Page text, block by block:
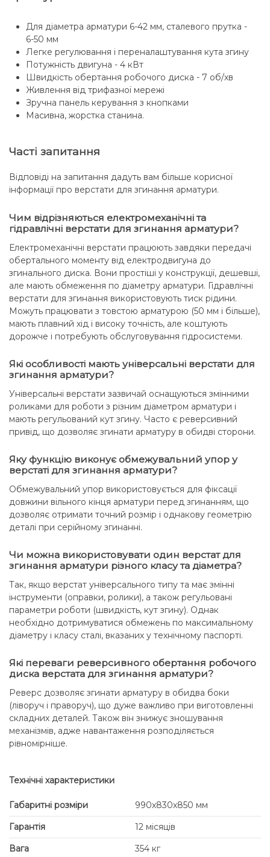
Для діаметра арматури 6-42 мм, сталевого прутка -
6-50 мм
Легке регулювання і переналаштування кута згину
Потужність двигуна - 4 кВт
Швидкість обертання робочого диска - 7 об/хв
Живлення від трифазної мережі
Зручна панель керування з кнопками
Масивна, жорстка станина.
Часті запитання
Відповіді на запитання дадуть вам більше корисної
інформації про верстати для згинання арматури.
Чим відрізняються електромеханічні та
гідравлічні верстати для згинання арматури?
Електромеханічні верстати працюють завдяки передачі
обертального моменту від електродвигуна до
згинального диска. Вони простіші у конструкції, дешевші,
але мають обмеження по діаметру арматури. Гідравлічні
верстати для згинання використовують тиск рідини.
Можуть працювати з товстою арматурою (50 мм і більше),
мають плавний хід і високу точність, але коштують
дорожче і потребують обслуговування гідросистеми.
Які особливості мають універсальні верстати для
згинання арматури?
Універсальні верстати зазвичай оснащуються змінними
роликами для роботи з різним діаметром арматури і
мають регульований кут згину. Часто є реверсивний
привід, що дозволяє згинати арматуру в обидві сторони.
Яку функцію виконує обмежувальний упор у
верстаті для згинання арматури?
Обмежувальний упор використовується для фіксації
довжини вільного кінця арматури перед згинанням, що
дозволяє отримати точний розмір і однакову геометрію
деталі при серійному згинанні.
Чи можна використовувати один верстат для
згинання арматури різного класу та діаметра?
Так, якщо верстат універсального типу та має змінні
інструменти (оправки, ролики), а також регульовані
параметри роботи (швидкість, кут згину). Однак
необхідно дотримуватися обмежень по максимальному
діаметру і класу сталі, вказаних у технічному паспорті.
Які переваги реверсивного обертання робочого
диска верстата для згинання арматури?
Реверс дозволяє згинати арматуру в обидва боки
(ліворуч і праворуч), що дуже важливо при виготовленні
складних деталей. Також він знижує зношування
механізмів, адже навантаження розподіляється
рівномірніше.
Технічні характеристики
Габаритні розміри
990х830х850 мм
Гарантія
12 місяців
Вага
354 кг